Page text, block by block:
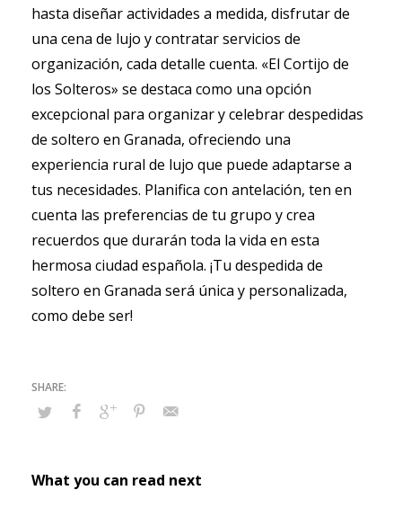
hasta diseñar actividades a medida, disfrutar de
una cena de lujo y contratar servicios de
organización, cada detalle cuenta. «El Cortijo de
los Solteros» se destaca como una opción
excepcional para organizar y celebrar despedidas
de soltero en Granada, ofreciendo una
experiencia rural de lujo que puede adaptarse a
tus necesidades. Planifica con antelación, ten en
cuenta las preferencias de tu grupo y crea
recuerdos que durarán toda la vida en esta
hermosa ciudad española. ¡Tu despedida de
soltero en Granada será única y personalizada,
como debe ser!
What you can read next